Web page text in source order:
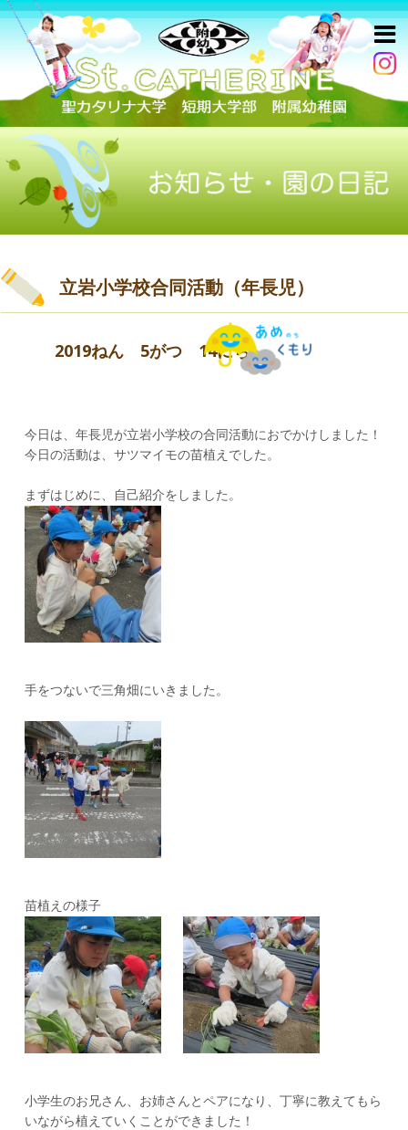
立岩小学校合同活動（年長児）
2019ねん 5がつ 14にち
今日は、年長児が立岩小学校の合同活動におでかけしました！
今日の活動は、サツマイモの苗植えでした。
まずはじめに、自己紹介をしました。
手をつないで三角畑にいきました。
苗植えの様子
小学生のお兄さん、お姉さんとペアになり、丁寧に教えてもら
いながら植えていくことができました！